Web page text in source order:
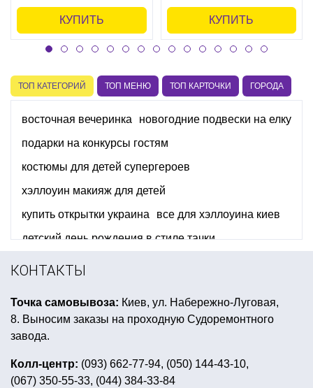
КУПИТЬ КУПИТЬ
ТОП КАТЕГОРИЙ ТОП МЕНЮ ТОП КАРТОЧКИ ГОРОДА
восточная вечеринка
новогодние подвески на елку
подарки на конкурсы гостям
костюмы для детей супергероев
хэллоуин макияж для детей
купить открытки украина
все для хэллоуина киев
детский день рождения в стиле тачки
елочная мишура купить
день рождение в стиле воздушный шар
день рождение в стиле черепашки ниндзя
КОНТАКТЫ
Точка самовывоза: Киев, ул. Набережно-Луговая,
8. Выносим заказы на проходную Судоремонтного
завода.
Колл-центр: (093) 662-77-94, (050) 144-43-10,
(067) 350-55-33, (044) 384-33-84